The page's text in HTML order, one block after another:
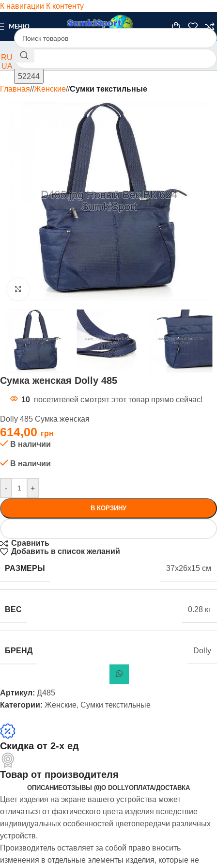
К навигации К контенту
МЕНЮ
RU
UA
Главная/ Женские/ Сумки текстильные
Нажмите, чтобы увеличить
Сумка женская Dolly 485
10 посетителей смотрят этот товар прямо сейчас!
Dolly 485 Сумка женская
614,00
В наличии
В наличии
- +
В КОРЗИНУ
Сравнить
Добавить в список желаний
РАЗМЕРЫ 37x26x15 см
ВЕС 0.28 кг
БРЕНД Dolly
Артикул: Д485
Категории: Женские, Сумки текстильные
Скидка от 2-х ед
Товар от производителя
ОПИСАНИЕОТЗЫВЫ (0)О DOLLYОПЛАТА/ДОСТАВКА
Цвет изделия на экране вашего устройства может
отличаться от фактического цвета изделия вследствие
индивидуальных особенностей цветопередачи различных
устройств.
Производитель оставляет за собой право вносить
изменения в отдельные элементы изделия, которые не